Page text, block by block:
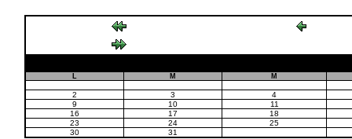
L M M
2 3
4
9
10
11
16
17
18
23
24
25
30
31